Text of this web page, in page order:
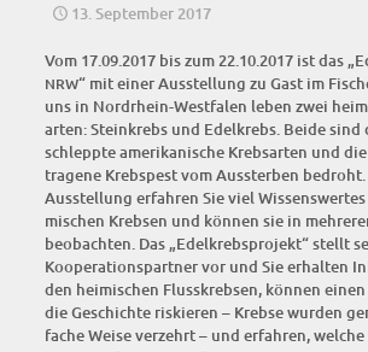
13. September 2017
Vom 17.09.2017 bis zum 22.10.2017 ist das
NRW“ mit einer Aus­stel­lung zu Gast im
uns in Nord­rhein-West­fa­len leben zwei
ar­ten: Stein­krebs und Edel­krebs. Bei­de
schlepp­te ame­ri­ka­ni­sche Krebs­ar­ten und
tra­ge­ne Krebs­pest vom Aus­ster­ben
Aus­stel­lung erfah­ren Sie viel
mi­schen Kreb­sen und kön­nen sie in
beob­ach­ten. Das „Edel­krebs­pro­jekt“ stellt
Koope­ra­ti­ons­part­ner vor und Sie erhal­ten
den hei­mi­schen Fluss­kreb­sen, kön­nen
die Geschich­te ris­kie­ren – Kreb­se wur­den
fa­che Wei­se ver­zehrt – und erfah­ren,